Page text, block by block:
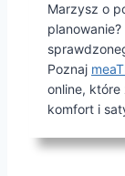
Marzysz o
Poznaj
online,
komfort i